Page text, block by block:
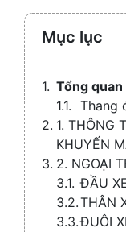
Mục lục
Tổng quan
Thang
1. THÔNG
KHUYẾN
2. NGOẠI
ĐẦU
THÂN
ĐUÔI